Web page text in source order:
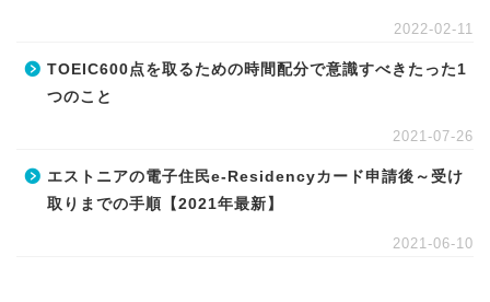
2022-02-11
TOEIC600点を取るための時間配分で意識すべきたった1
つのこと
2021-07-26
エストニアの電子住民e-Residencyカード申請後～受け
取りまでの手順【2021年最新】
2021-06-10